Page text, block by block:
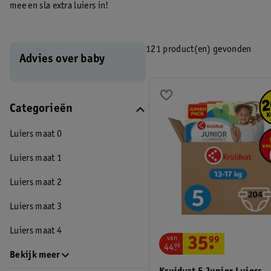
mee en sla extra luiers in!
Advies over baby
Categorieën
Luiers maat 0
Luiers maat 1
Luiers maat 2
Luiers maat 3
Luiers maat 4
Bekijk meer
121 product(en) gevonden
van
44.
99 35.
99